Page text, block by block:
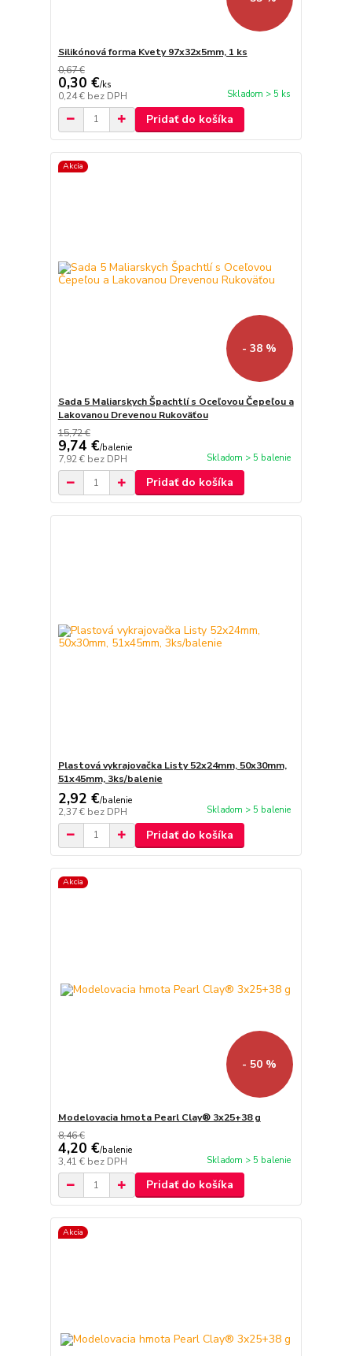
Silikónová forma Kvety 97x32x5mm, 1 ks
0,67 €
0,30 €/ks
0,24 € bez DPH Skladom > 5 ks
Pridať do košíka
Akcia
- 38 %
Sada 5 Maliarskych Špachtlí s Oceľovou Čepeľou a
Lakovanou Drevenou Rukoväťou
15,72 €
9,74 €/balenie
7,92 € bez DPH Skladom > 5 balenie
Pridať do košíka
Plastová vykrajovačka Listy 52x24mm, 50x30mm,
51x45mm, 3ks/balenie
2,92 €/balenie
2,37 € bez DPH Skladom > 5 balenie
Pridať do košíka
Akcia
- 50 %
Modelovacia hmota Pearl Clay® 3x25+38 g
8,46 €
4,20 €/balenie
3,41 € bez DPH Skladom > 5 balenie
Pridať do košíka
Akcia